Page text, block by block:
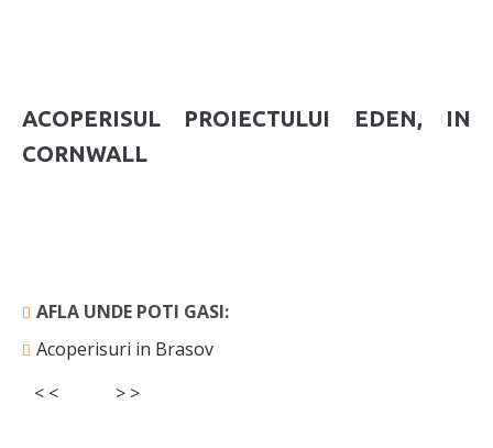
ACOPERISUL PROIECTULUI EDEN, IN
CORNWALL
AFLA UNDE POTI GASI:
Acoperisuri in Brasov
< <
> >